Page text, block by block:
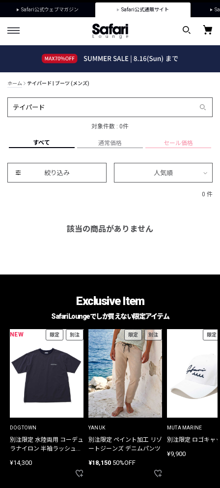
Safari公式ウェブマガジン Safari公式通販サイト
ホーム テイパード | ブーツ (メンズ)
対象件数 : 0件
すべて 通常価格 セール価格
絞り込み 人気順
0 件
該当の商品がありません
Exclusive Item
Safari Loungeでしか買えない限定アイテム
NEW 限定 別注
DOGTOWN
別注限定 水陸両用 コーデュ
ラナイロン 半袖ラッシュガ
¥14,300
限定 別注
YANUK
別注限定 ペイント加工 リゾ
ートジーンズ デニムパンツ
¥18,150 50%OFF
限定
MUTA MARINE
別注限定 ロゴキャ
¥9,900